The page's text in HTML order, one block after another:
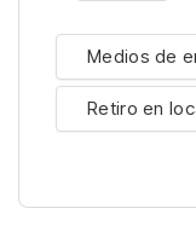
Medios de
Retiro en